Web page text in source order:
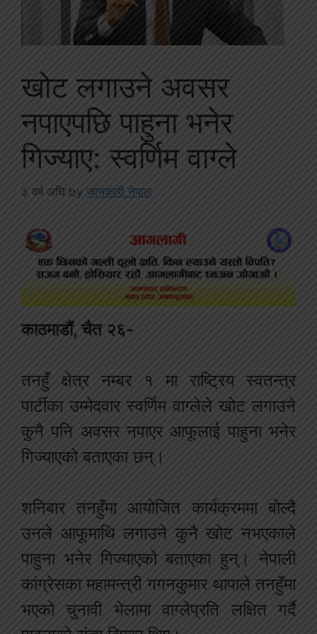
खोट लगाउने अवसर
नपाएपछि पाहुना भनेर
गिज्याए: स्वर्णिम वाग्ले
३ वर्ष अघि by जानकारी नेपाल
काठमाडौं, चैत २६-
तनहुँ क्षेत्र नम्बर १ मा राष्‍ट्रिय स्वतन्त्र
पार्टीका उम्मेदवार स्वर्णिम वाग्लेले खोट लगाउने
कुनै पनि अवसर नपाएर आफूलाई पाहुना भनेर
गिज्याएको बताएका छन्।
शनिबार तनहुँमा आयोजित कार्यक्रममा बोल्दै
उनले आफूमाथि लगाउने कुनै खोट नभएकाले
पाहुना भनेर गिज्याएको बताएका हुन्। नेपाली
कांग्रेसका महामन्त्री गगनकुमार थापाले तनहुँमा
भएको चुनावी भेलामा वाग्लेप्रति लक्षित गर्दै